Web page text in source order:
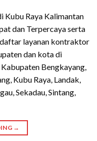
Kubu Raya Kalimantan
dan Terpercaya serta
layanan kontraktor
dan kota di
Bengkayang,
Kubu Raya, Landak,
Sekadau, Sintang,
→